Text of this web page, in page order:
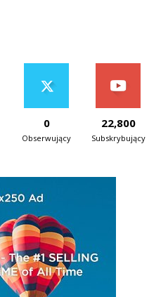
0
Obserwujący
22,800
Subskrybujący